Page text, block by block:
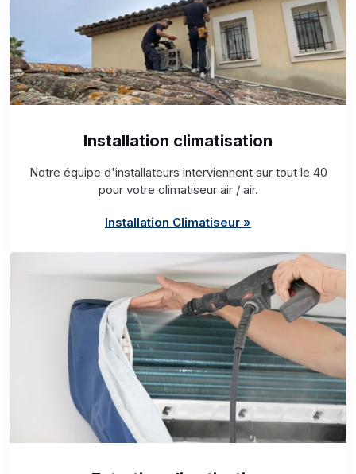
Installation climatisation
Notre équipe d'installateurs interviennent sur tout le 40
pour votre climatiseur air / air.
Installation Climatiseur »